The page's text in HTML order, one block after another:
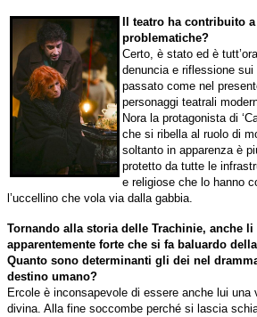
Il teatro ha contribuito
problematiche?
Certo, è stato ed è
denuncia e riflessione
passato come nel
personaggi teatrali
Nora la protagonista di
che si ribella al ruolo di
soltanto in apparenza è
protetto da tutte le
e religiose che lo hanno
l’uccellino che vola via dalla gabbia.
Tornando alla storia delle Trachinie, anche li
apparentemente forte che si fa baluardo
Quanto sono determinanti gli dei nel
destino umano?
Ercole è inconsapevole di essere anche lui una
divina. Alla fine soccombe perché si lascia